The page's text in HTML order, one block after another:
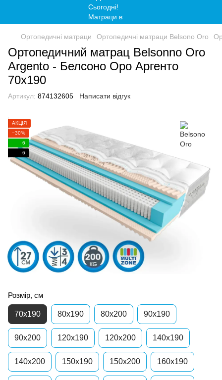
Ортопедичні матраци Ортопедичні матраци Belsono Oro
Ортопедичний матрац Belsonno Oro
Argento - Белсоно Оро Аргенто
70x190
Артикул: 874132605 Написати відгук
АКЦІЯ
−30%
6
6
Розмір, см
70x190 80x190 80x200 90x190
90x200 120x190 120x200 140x190
140x200 150x190 150x200 160x190